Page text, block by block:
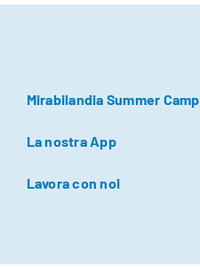
Mirabilandia Summer Camp
La nostra App
Lavora con noi